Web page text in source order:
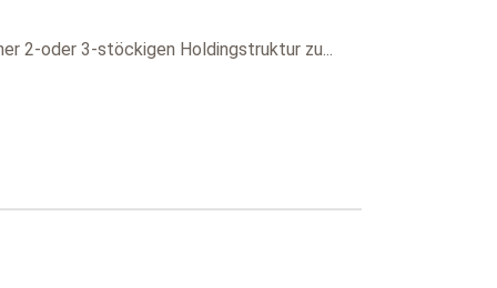
2-oder 3-stöckigen Holdingstruktur zu...